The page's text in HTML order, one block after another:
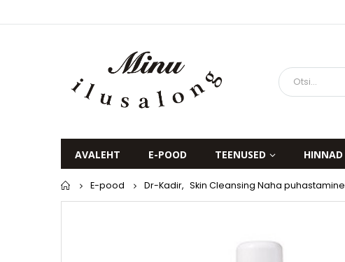
AVALEHT E-POOD TEENUSED HINNAD
Home
E-pood Dr-Kadir, Skin Cleansing Naha puhastamine